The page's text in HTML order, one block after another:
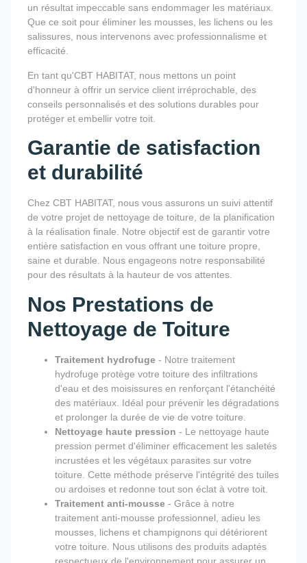
un résultat impeccable sans endommager les matériaux.
Que ce soit pour éliminer les mousses, les lichens ou les
salissures, nous intervenons avec professionnalisme et
efficacité.
En tant qu'CBT HABITAT, nous mettons un point
d'honneur à offrir un service client irréprochable, des
conseils personnalisés et des solutions durables pour
protéger et embellir votre toit.
Garantie de satisfaction
et durabilité
Chez CBT HABITAT, nous vous assurons un suivi attentif
de votre projet de nettoyage de toiture, de la planification
à la réalisation finale. Notre objectif est de garantir votre
entière satisfaction en vous offrant une toiture propre,
saine et durable. Nous engageons notre responsabilité
pour des résultats à la hauteur de vos attentes.
Nos Prestations de
Nettoyage de Toiture
Traitement hydrofuge - Notre traitement
hydrofuge protège votre toiture des infiltrations
d'eau et des moisissures en renforçant l'étanchéité
des matériaux. Idéal pour prévenir les dégradations
et prolonger la durée de vie de votre toiture.
Nettoyage haute pression - Le nettoyage haute
pression permet d'éliminer efficacement les saletés
incrustées et les végétaux parasites sur votre
toiture. Cette méthode préserve l'intégrité des tuiles
ou ardoises et redonne tout son éclat à votre toit.
Traitement anti-mousse - Grâce à notre
traitement anti-mousse professionnel, adieu les
mousses, lichens et champignons qui détériorent
votre toiture. Nous utilisons des produits adaptés
respectueux de l'environnement pour assurer un